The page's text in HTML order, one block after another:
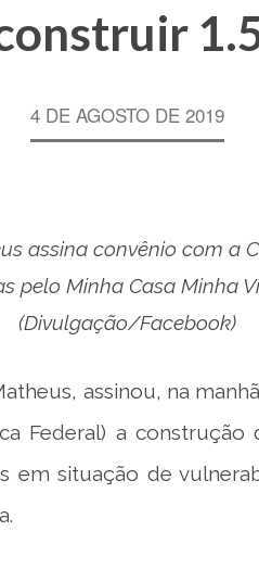
4 DE AGOSTO DE 2019
assina convênio com a
pelo Minha Casa Minha
(Divulgação/Facebook)
assinou, na
Federal) a construção
em situação de